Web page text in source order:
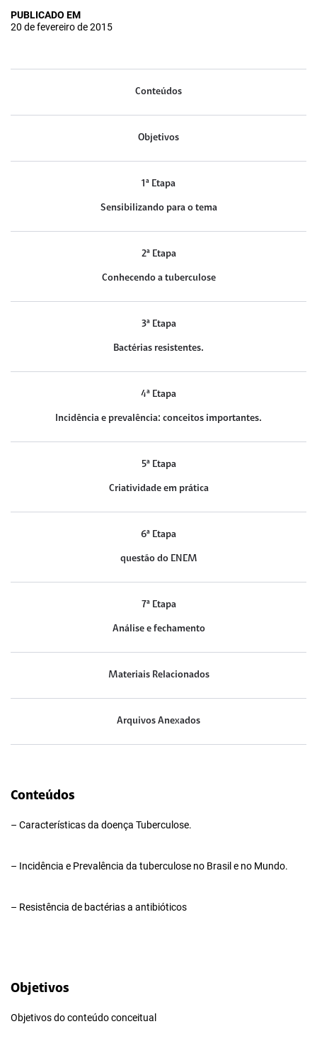
PUBLICADO EM
20 de fevereiro de 2015
Conteúdos
Objetivos
1ª Etapa
Sensibilizando para o tema
2ª Etapa
Conhecendo a tuberculose
3ª Etapa
Bactérias resistentes.
4ª Etapa
Incidência e prevalência: conceitos importantes.
5ª Etapa
Criatividade em prática
6ª Etapa
questão do ENEM
7ª Etapa
Análise e fechamento
Materiais Relacionados
Arquivos Anexados
Conteúdos
– Características da doença Tuberculose.
– Incidência e Prevalência da tuberculose no Brasil e no Mundo.
– Resistência de bactérias a antibióticos
Objetivos
Objetivos do conteúdo conceitual